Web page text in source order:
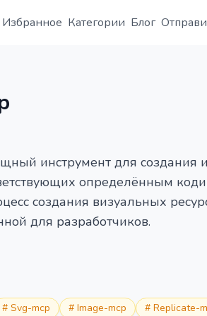
Избранное Категории Блог
инструмент для создания
определённым
создания визуальных
для разработчиков.
# Svg-mcp # Image-mcp # Replicate-